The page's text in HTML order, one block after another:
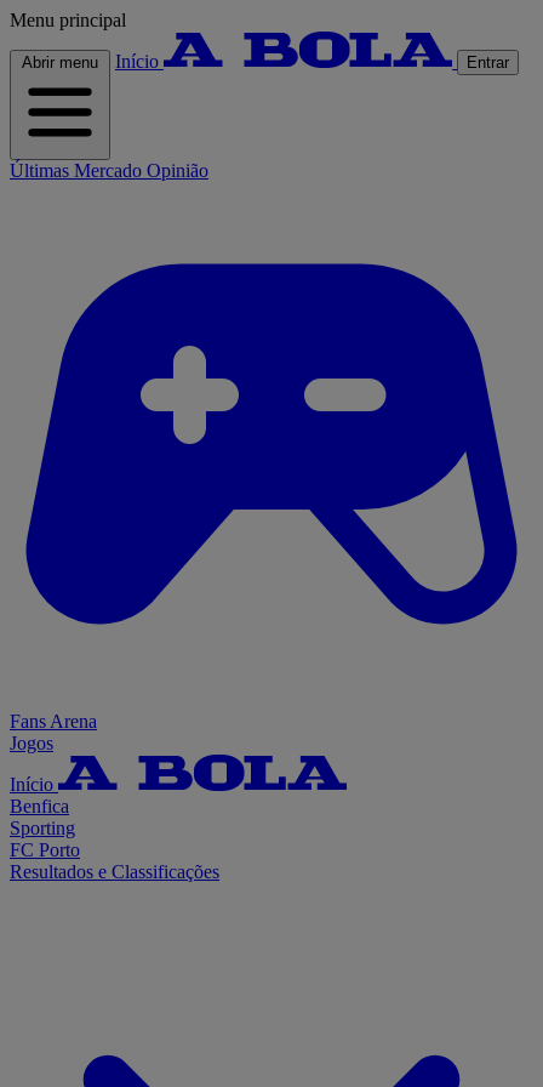
Menu principal
Abrir menu Início Entrar
Últimas Mercado Opinião
Fans Arena
Jogos
Início
Benfica
Sporting
FC Porto
Resultados e Classificações